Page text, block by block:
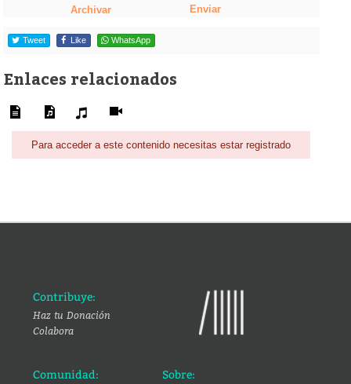
Archivar Enviar
Tweet Like WhatsApp
Enlaces relacionados
Para acceder a este contenido necesitas estar registrado
Contribuye:
Haz tu Donación
Colabora
Comunidad: Sobre: